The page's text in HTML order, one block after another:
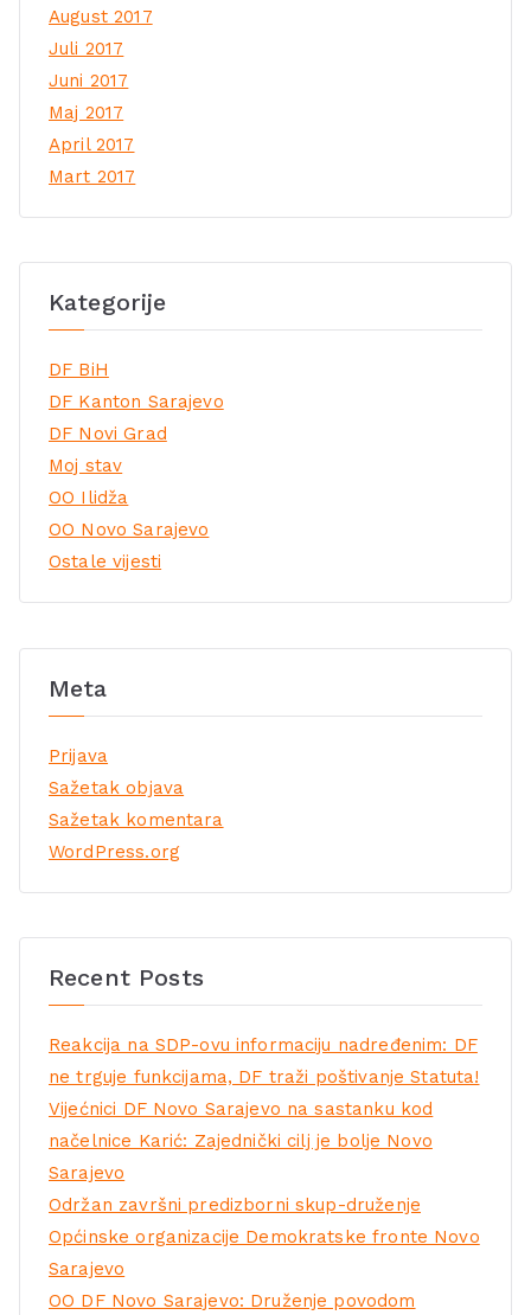
August 2017
Juli 2017
Juni 2017
Maj 2017
April 2017
Mart 2017
Kategorije
DF BiH
DF Kanton Sarajevo
DF Novi Grad
Moj stav
OO Ilidža
OO Novo Sarajevo
Ostale vijesti
Meta
Prijava
Sažetak objava
Sažetak komentara
WordPress.org
Recent Posts
Reakcija na SDP-ovu informaciju nadređenim: DF
ne trguje funkcijama, DF traži poštivanje Statuta!
Vijećnici DF Novo Sarajevo na sastanku kod
načelnice Karić: Zajednički cilj je bolje Novo
Sarajevo
Održan završni predizborni skup-druženje
Općinske organizacije Demokratske fronte Novo
Sarajevo
OO DF Novo Sarajevo: Druženje povodom